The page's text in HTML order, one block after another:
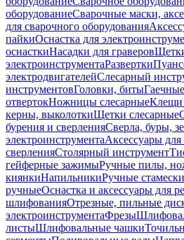
оборудованиеСварочные маски,
для сварочного оборудования
пайкиОснастка для
оснасткиНасадки для граверов
электроинструментаРазвертки
электродвигателейСлесарный
инструментовГоловки, биты
отвертокНожницы слесарныеКлещи
керны, выколоткиЩетки слесарные
бурения и сверленияСверла, буры,
электроинструментаАксессуары для
сверленияСтолярный инструмент
гейферные зажимыРучные пилы,
киянкиНапильникиРучные стамески
ручныеОснастка и аксессуары для
шлифованияОтрезные, пильные
электроинструментаФрезы
листыШлифовальные чашки